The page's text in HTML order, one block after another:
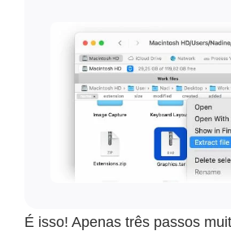
É isso! Apenas três passos